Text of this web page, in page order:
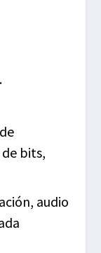
bits,
audio